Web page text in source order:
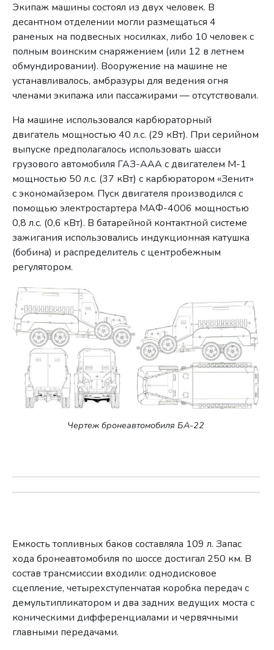
Экипаж машины состоял из двух человек. В
десантном отделении могли размещаться 4
раненых на подвесных носилках, либо 10 человек с
полным воинским снаряжением (или 12 в летнем
обмундировании). Вооружение на машине не
устанавливалось, амбразуры для ведения огня
членами экипажа или пассажирами — отсутствовали.
На машине использовался карбюраторный
двигатель мощностью 40 л.с. (29 кВт). При серийном
выпуске предполагалось использовать шасси
грузового автомобиля ГАЗ-ААА с двигателем М-1
мощностью 50 л.с. (37 кВт) с карбюратором «Зенит»
с экономайзером. Пуск двигателя производился с
помощью электростартера МАФ-4006 мощностью
0,8 л.с. (0,6 кВт). В батарейной контактной системе
зажигания использовались индукционная катушка
(бобина) и распределитель с центробежным
регулятором.
Чертеж бронеавтомобиля БА-22
Емкость топливных баков составляла 109 л. Запас
хода бронеавтомобиля по шоссе достигал 250 км. В
состав трансмиссии входили: однодисковое
сцепление, четырехступенчатая коробка передач с
демультипликатором и два задних ведущих моста с
коническими дифференциалами и червячными
главными передачами.